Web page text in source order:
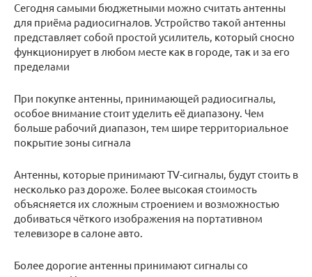
Сегодня самыми бюджетными можно считать антенны
для приёма радиосигналов. Устройство такой антенны
представляет собой простой усилитель, который сносно
функционирует в любом месте как в городе, так и за его
пределами
При покупке антенны, принимающей радиосигналы,
особое внимание стоит уделить её диапазону. Чем
больше рабочий диапазон, тем шире территориальное
покрытие зоны сигнала
Антенны, которые принимают TV-сигналы, будут стоить в
несколько раз дороже. Более высокая стоимость
объясняется их сложным строением и возможностью
добиваться чёткого изображения на портативном
телевизоре в салоне авто.
Более дорогие антенны принимают сигналы со